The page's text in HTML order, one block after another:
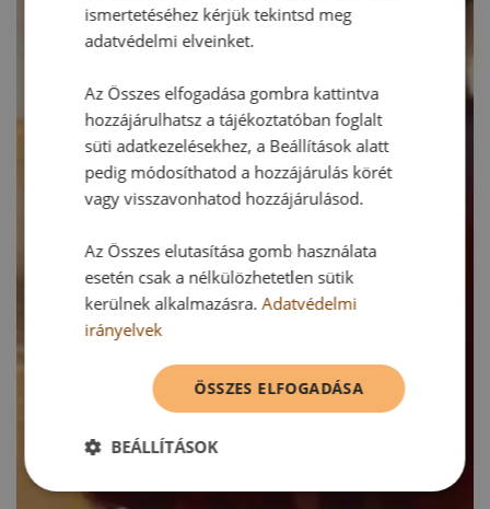
ismertetéséhez kérjük tekintsd meg
adatvédelmi elveinket.
Az Összes elfogadása gombra kattintva
hozzájárulhatsz a tájékoztatóban foglalt
süti adatkezelésekhez, a Beállítások alatt
pedig módosíthatod a hozzájárulás körét
vagy visszavonhatod hozzájárulásod.
Az Összes elutasítása gomb használata
esetén csak a nélkülözhetetlen sütik
kerülnek alkalmazásra.Adatvédelmi
irányelvek
ÖSSZES ELFOGADÁSA
BEÁLLÍTÁSOK